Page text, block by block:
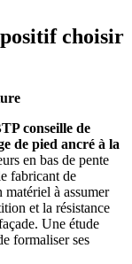
choisir
conseille de
de pied ancré à la
en bas de pente
fabricant de
matériel à assumer
et la résistance
Une étude
formaliser ses